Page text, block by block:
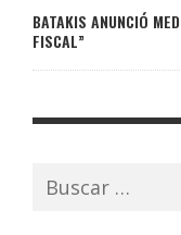
BATAKIS ANUNCIÓ
FISCAL”
Buscar: